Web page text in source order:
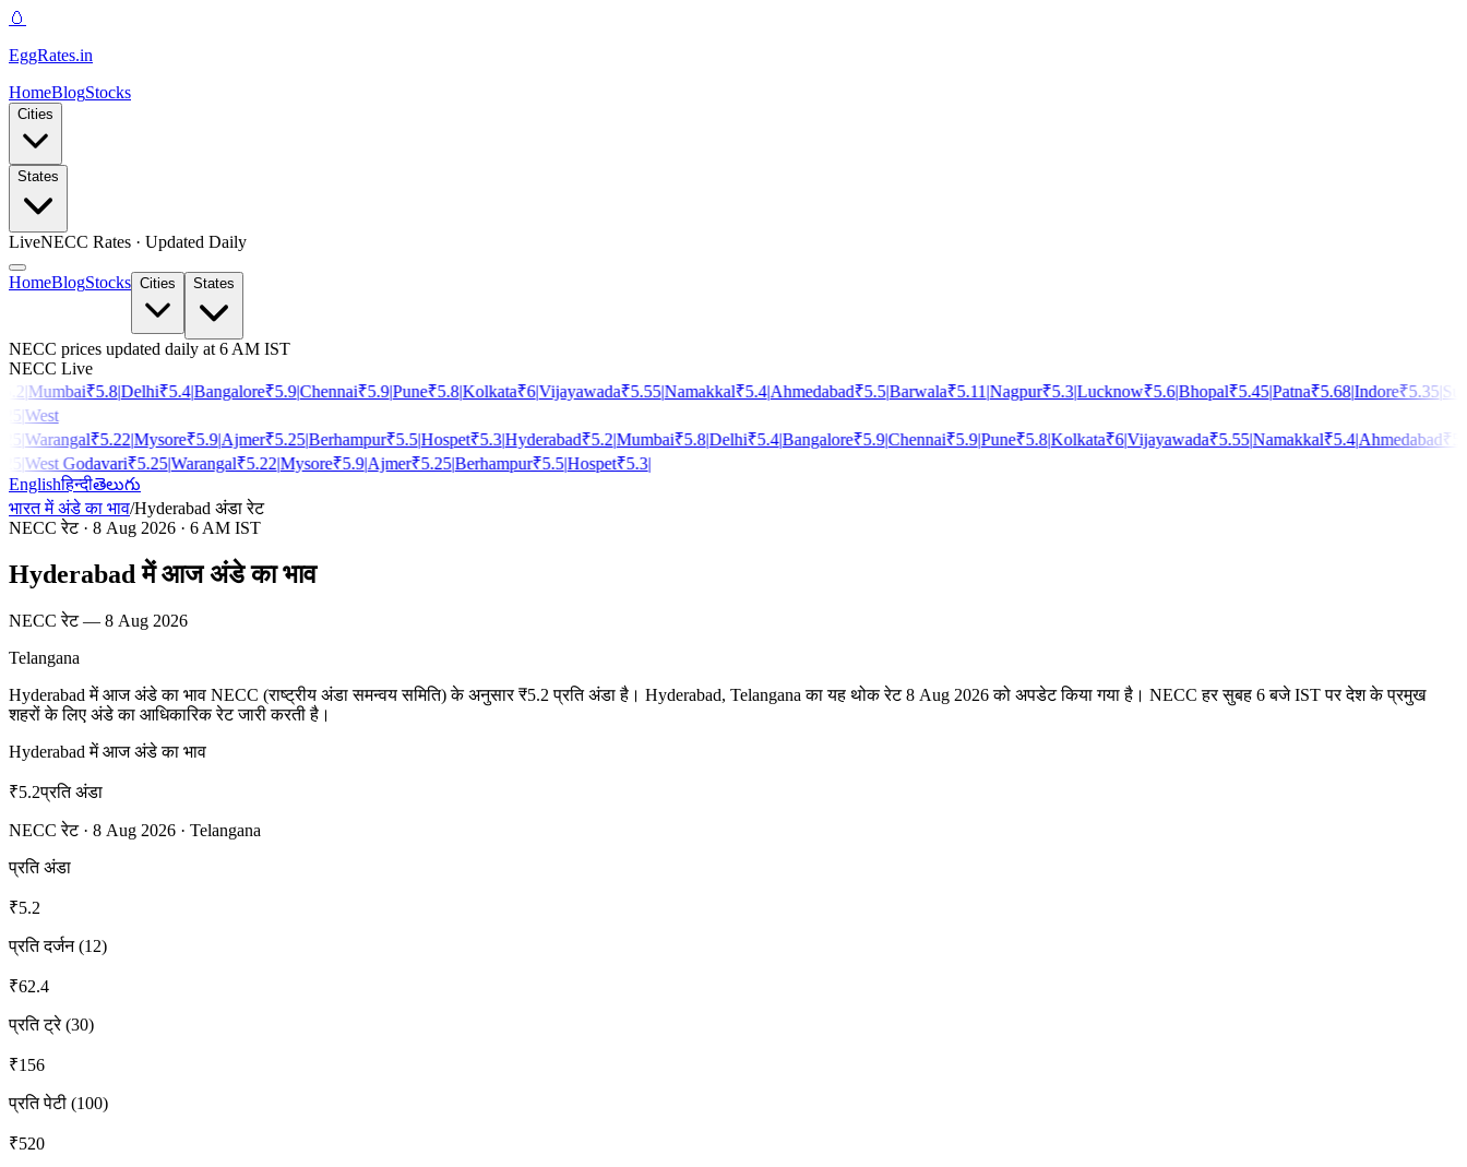
🥚
EggRates.in
HomeBlogStocks
Cities
States
LiveNECC Rates · Updated Daily
HomeBlogStocks Cities States
NECC prices updated daily at 6 AM IST
NECC Live
Mumbai₹5.8|Delhi₹5.4|Bangalore₹5.9|Chennai₹5.9|Pune₹5.8|Kolkata₹6|Vijayawada₹5.55|Namakkal₹5.4|Ahmedabad₹5.5|Barwala₹5.11|Nagpur₹5.3|Lucknow₹5.6|Bhopal₹5.45|Patna₹5.68|Indore₹5.35|Surat
West
Warangal₹5.22|Mysore₹5.9|Ajmer₹5.25|Berhampur₹5.5|Hospet₹5.3|Hyderabad₹5.2|Mumbai₹5.8|Delhi₹5.4|Bangalore₹5.9|Chennai₹5.9|Pune₹5.8|Kolkata₹6|Vijayawada₹5.55|Namakkal₹5.4|Ahmedabad₹5.5
West Godavari₹5.25|Warangal₹5.22|Mysore₹5.9|Ajmer₹5.25|Berhampur₹5.5|Hospet₹5.3|
Englishहिन्दीతెలుగు
भारत में अंडे का भाव/Hyderabad अंडा रेट
NECC रेट· 8 Aug 2026 · 6 AM IST
Hyderabad में आज अंडे का भाव
NECC रेट— 8 Aug 2026
Telangana
Hyderabad में आज अंडे का भाव NECC (राष्ट्रीय अंडा समन्वय समिति) के अनुसार ₹5.2 प्रति अंडा है। Hyderabad, Telangana का यह थोक रेट 8 Aug 2026 को अपडेट किया गया है। NECC हर सुबह 6 बजे IST पर देश के प्रमुख
शहरों के लिए अंडे का आधिकारिक रेट जारी करती है।
Hyderabad में आज अंडे का भाव
₹5.2प्रति अंडा
NECC रेट· 8 Aug 2026 · Telangana
प्रति अंडा
₹5.2
प्रति दर्जन (12)
₹62.4
प्रति ट्रे (30)
₹156
प्रति पेटी (100)
₹520